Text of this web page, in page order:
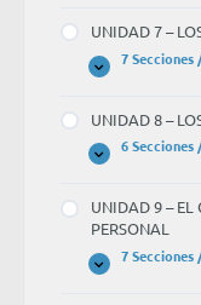
LA
UNIVERSIDAD
UNIDAD 7 –
Expandir
UNIDAD
LOS
BANCOS
7 Secciones
UNIDAD 8 –
Expandir
UNIDAD
LOS
NEGOCIOS
6 Secciones
UNIDAD 9 – EL
PERSONAL
Expandir
UNIDAD
7 Secciones